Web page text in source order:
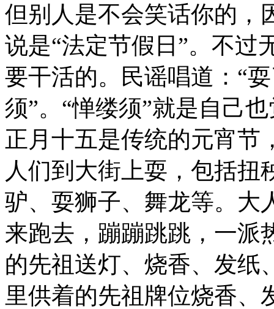
但别人是不会笑话你的，
说是“法定节假日”。不过
要干活的。民谣唱道：“
须”。“惮缕须”就是自己
正月十五是传统的元宵节
人们到大街上耍，包括扭
驴、耍狮子、舞龙等。大
来跑去，蹦蹦跳跳，一派
的先祖送灯、烧香、发纸
里供着的先祖牌位烧香、